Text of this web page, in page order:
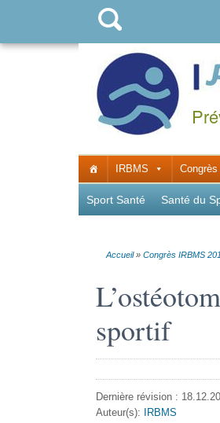
IRBMS Congrès
Sport Santé Santé du
Accueil» Congrès IRBMS
sportif
Dernière révision :
Auteur(s):
IRBMS